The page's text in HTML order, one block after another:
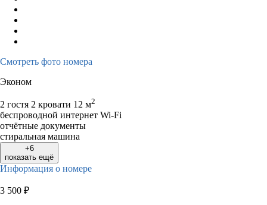
Смотреть фото номера
Эконом
2 гостя 2 кровати 12 м2
беспроводной интернет Wi-Fi
отчётные документы
стиральная машина
+6
показать ещё
Информация о номере
3 500 ₽